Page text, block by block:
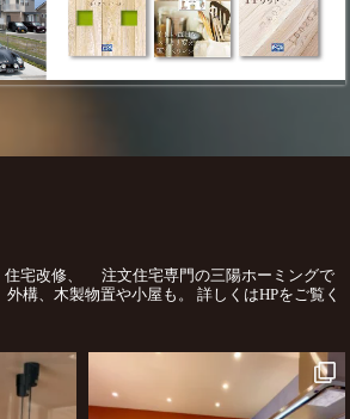
住宅改修、
注文住宅専門の三陽ホーミングで
外構、木製物置や小屋も。
詳しくはHPをご覧く